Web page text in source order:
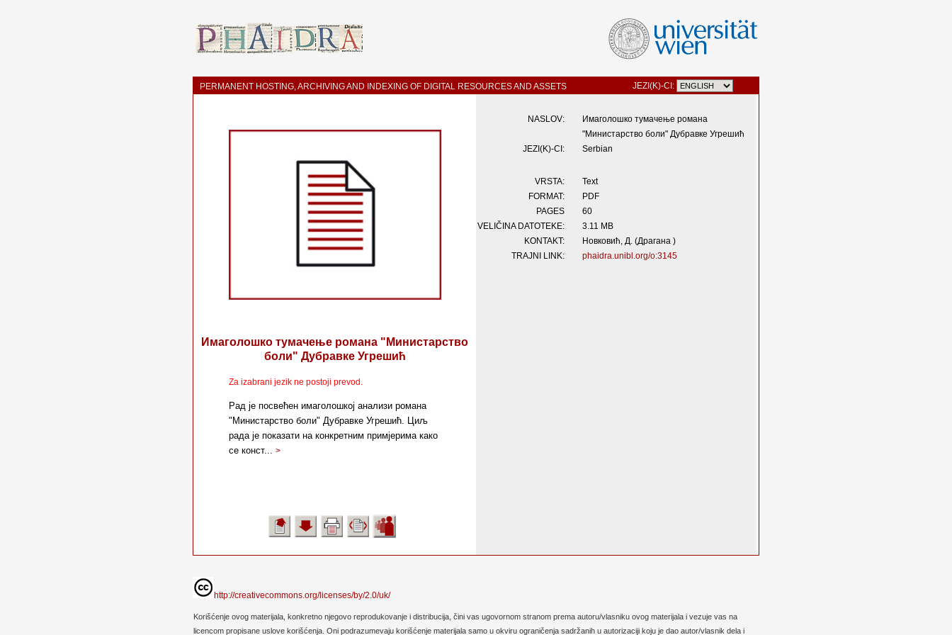
PERMANENT HOSTING, ARCHIVING AND INDEXING OF DIGITAL RESOURCES AND ASSETS JEZI(K)-CI:
Имаголошко тумачење романа "Министарство
боли" Дубравке Угрешић
Za izabrani jezik ne postoji prevod.
Рад је посвећен имаголошкој анализи романа
"Министарство боли" Дубравке Угрешић. Циљ
рада је показати на конкретним примјерима како
се конст... >
NASLOV:
Имаголошко тумачење романа
"Министарство боли" Дубравке Угрешић
JEZI(K)-CI:
Serbian
VRSTA:
Text
FORMAT:
PDF
PAGES
60
VELIČINA DATOTEKE:
3.11 MB
KONTAKT:
Новковић, Д. (Драгана )
TRAJNI LINK:
phaidra.unibl.org/o:3145
http://creativecommons.org/licenses/by/2.0/uk/
Korišćenje ovog materijala, konkretno njegovo reprodukovanje i distribucija, čini vas ugovornom stranom prema autoru/vlasniku ovog materijala i vezuje vas na
licencom propisane uslove korišćenja. Oni podrazumevaju korišćenje materijala samo u okviru ograničenja sadržanih u autorizaciji koju je dao autor/vlasnik dela i